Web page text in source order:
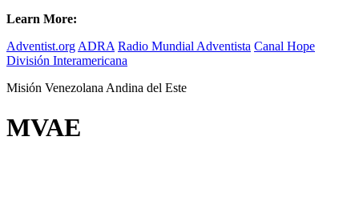
Learn More:
Adventist.org ADRA Radio Mundial Adventista Canal Hope
División Interamericana
Misión Venezolana Andina del Este
MVAE